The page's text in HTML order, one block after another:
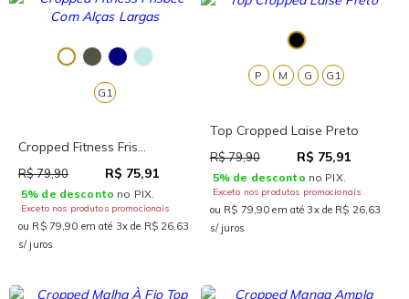
G1
Cropped Fitness Fris...
R$ 79,90 R$ 75,91
5% de desconto no PIX.
Exceto nos produtos promocionais
ou R$ 79,90 em até 3x de R$ 26,63
s/ juros
G G1
M
P
Top Cropped Laise Preto
R$ 79,90 R$ 75,91
5% de desconto no PIX.
Exceto nos produtos promocionais
ou R$ 79,90 em até 3x de R$ 26,63
s/ juros